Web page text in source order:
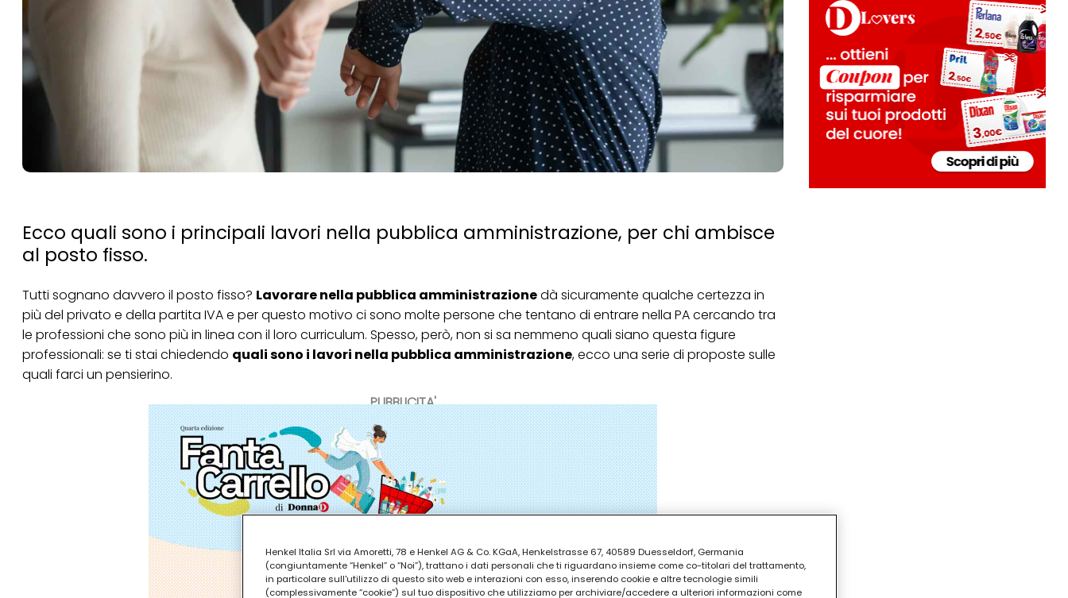
Ecco quali sono i principali lavori nella pubblica amministrazione, per chi ambisce
al posto fisso.
PUBBLICITA'
Tutti sognano davvero il posto fisso? Lavorare nella pubblica amministrazionedà sicuramente qualche certezza in
più del privato e della partita IVA e per questo motivo ci sono molte persone che tentano di entrare nella PA cercando tra
le professioni che sono più in linea con il loro curriculum. Spesso, però, non si sa nemmeno quali siano questa figure
professionali: se ti stai chiedendo quali sono i lavori nella pubblica amministrazione, ecco una serie di proposte sulle
quali farci un pensierino.
Henkel Italia Srl via Amoretti, 78 e Henkel AG & Co. KGaA, Henkelstrasse 67, 40589 Duesseldorf, Germania
(congiuntamente “Henkel” o “Noi”), trattano i dati personali che ti riguardano insieme come co-titolari del trattamento,
in particolare sull'utilizzo di questo sito web e interazioni con esso, inserendo cookie e altre tecnologie simili
(complessivamente “cookie”) sul tuo dispositivo che utilizziamo per archiviare/accedere a ulteriori informazioni come